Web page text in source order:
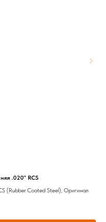
.020" RCS
(Rubber Coated Steel), Оригинал